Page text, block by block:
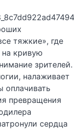
тяжкие», где
кривую
зрителей.
налаживает
оплачивать
превращения
сердца